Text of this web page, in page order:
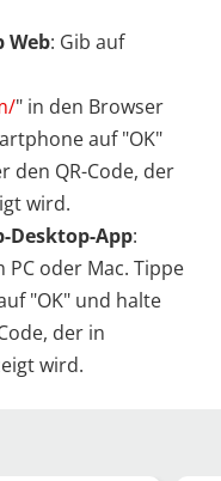
Web: Gib auf
" in den Browser
auf "OK"
den QR-Code, der
wird.
Desktop-App:
oder Mac. Tippe
"OK" und halte
der in
wird.